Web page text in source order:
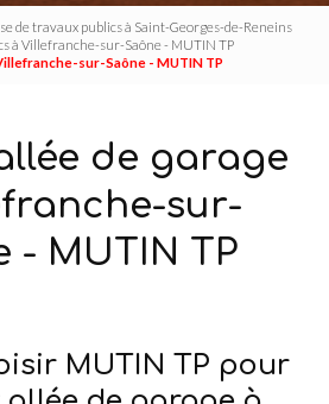
de travaux publics à Saint-Georges-de-Reneins
à Villefranche-sur-Saône - MUTIN TP
sur-Saône - MUTIN TP
de garage
sur-
- MUTIN TP
MUTIN TP pour